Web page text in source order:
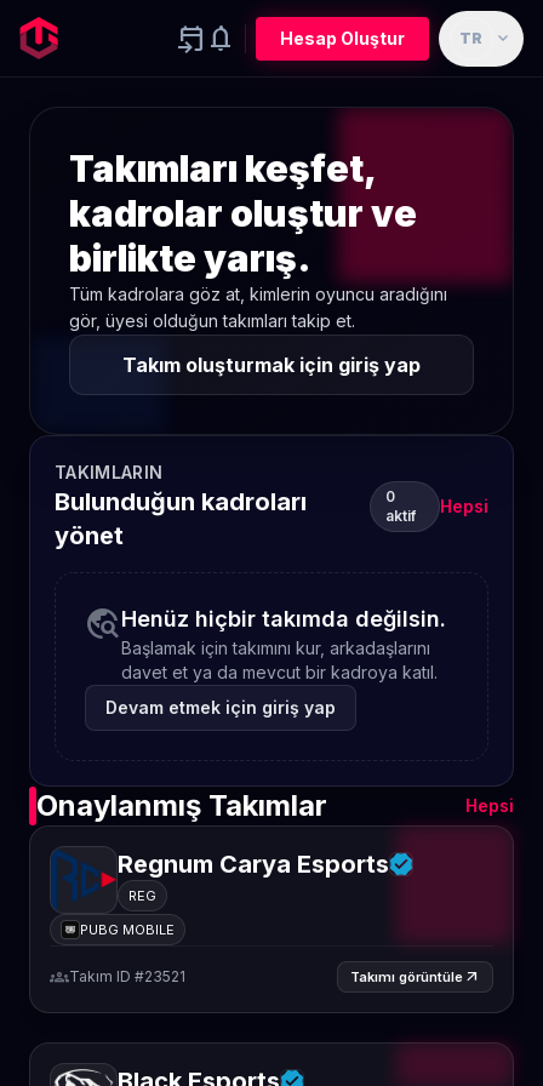
event_upcoming notifications Hesap Oluştur TR expand_more
Takımları keşfet,
kadrolar oluştur ve
birlikte yarış.
Tüm kadrolara göz at, kimlerin oyuncu aradığını
gör, üyesi olduğun takımları takip et.
Takım oluşturmak için giriş yap
TAKIMLARIN
Bulunduğun kadroları
yönet
0
aktif
Hepsi
travel_exploreHenüz hiçbir takımda değilsin.
Başlamak için takımını kur, arkadaşlarını
davet et ya da mevcut bir kadroya katıl.
Devam etmek için giriş yap
Onaylanmış Takımlar Hepsi
Regnum Carya Esports
REG
PUBG MOBILE
groupsTakım ID #23521 Takımı görüntüle arrow_outward